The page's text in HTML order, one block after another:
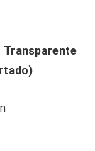
Transparente